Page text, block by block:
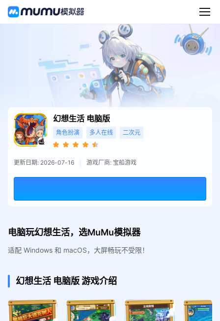
幻想生活 电脑版
角色扮演 多人在线 二次元
更新日期: 2026-07-16 游戏厂商: 宝船游戏
电脑玩幻想生活，选MuMu模拟器
适配 Windows 和 macOS，大屏畅玩不受限！
幻想生活 电脑版游戏介绍